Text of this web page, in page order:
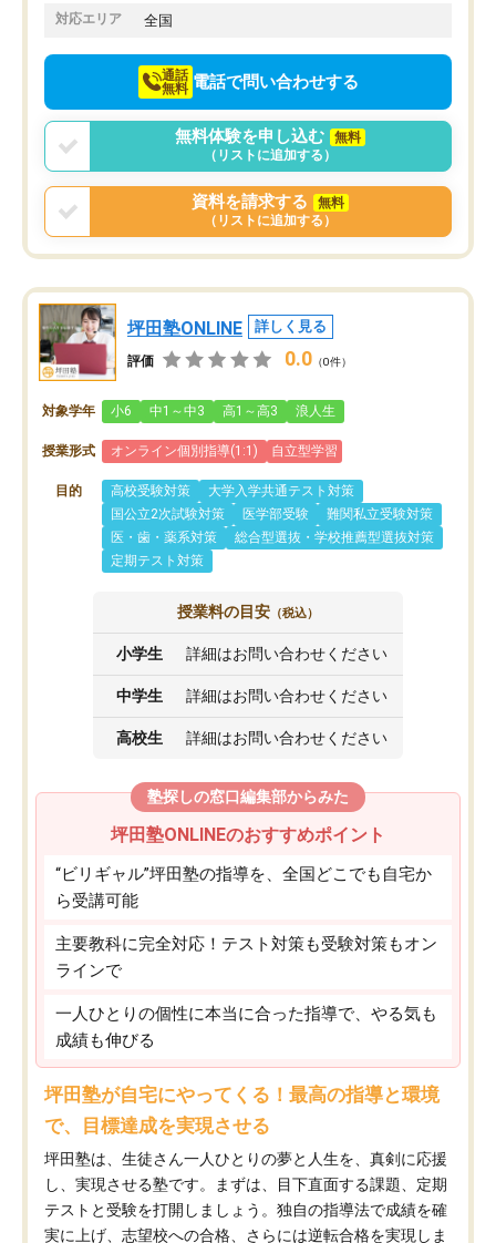
対応エリア 全国
通話
無料 電話で問い合わせする
無料体験を申し込む
無料
（リストに追加する）
資料を請求する
無料
（リストに追加する）
坪田塾ONLINE 詳しく見る
評価 0.0 （0件）
対象学年 小6 中1～中3 高1～高3 浪人生
授業形式 オンライン個別指導(1:1) 自立型学習
目的 高校受験対策
大学入学共通テスト対策
国公立2次試験対策
医学部受験
難関私立受験対策
医・歯・薬系対策
総合型選抜・学校推薦型選抜対策
定期テスト対策
授業料の目安 （税込）
小学生 詳細はお問い合わせください
中学生 詳細はお問い合わせください
高校生 詳細はお問い合わせください
塾探しの窓口編集部からみた
坪田塾ONLINEのおすすめポイント
“ビリギャル”坪田塾の指導を、全国どこでも自宅か
ら受講可能
主要教科に完全対応！テスト対策も受験対策もオン
ラインで
一人ひとりの個性に本当に合った指導で、やる気も
成績も伸びる
坪田塾が自宅にやってくる！最高の指導と環境
で、目標達成を実現させる
坪田塾は、生徒さん一人ひとりの夢と人生を、真剣に応援
し、実現させる塾です。まずは、目下直面する課題、定期
テストと受験を打開しましょう。独自の指導法で成績を確
実に上げ、志望校への合格、さらには逆転合格を実現しま